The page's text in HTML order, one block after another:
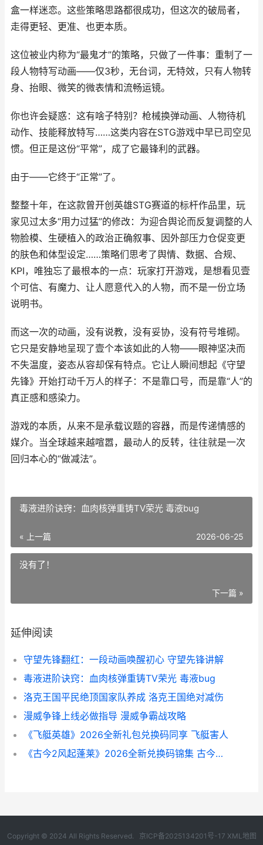
盒一样迷恋。这些策略思路都很成功，但这次的破局者，
走得更轻、更准、也更本质。
这位被业内称为“最鬼才”的策略，只做了一件事：重制了一
段人物特写动画——仅3秒，无台词，无特效，只有人物转
身、抬眼、微笑的微表情和流畅运镜。
你也许会疑惑：这有啥子特别？枪械换弹动画、人物待机
动作、技能释放特写……这类内容在STG游戏中早已司空见
惯。但正是这份“平常”，成了它最锋利的武器。
由于——它终于“正常”了。
整整十年，在这款曾开创英雄STG赛道的标杆作品里，玩
家见过太多“用力过猛”的修改：为迎合舆论而反复调整的人
物脸模、生硬植入的政治正确叙事、因外部压力仓促变更
的肤色和体型设定……策略们思考了舆情、数据、合规、
KPI，唯独忘了最根本的一点：玩家打开游戏，是想看见壹
个可信、有魔力、让人愿意代入的人物，而不是一份立场
说明书。
而这一次的动画，没有说教，没有妥协，没有符号堆砌。
它只是安静地呈现了壹个本该如此的人物——眼神坚决而
不失温度，姿态从容却保有特点。它让人瞬间想起《守望
先锋》开始打动千万人的样子：不是靠口号，而是靠“人”的
真正感和感染力。
游戏的本质，从来不是承载议题的容器，而是传递情感的
媒介。当全球越来越喧嚣，最动人的反转，往往就是一次
回归本心的“做减法”。
毒液进阶诀窍：血肉核弹重铸TV荣光 毒液bug
« 上一篇 2026-06-25
没有了！
下一篇 »
延伸阅读
守望先锋翻红：一段动画唤醒初心 守望先锋讲解
毒液进阶诀窍：血肉核弹重铸TV荣光 毒液bug
洛克王国平民绝顶国家队养成 洛克王国绝对减伤
漫威争锋上线必做指导 漫威争霸战攻略
《飞艇英雄》2026全新礼包兑换码同享 飞艇害人
《古今2风起蓬莱》2026全新兑换码锦集 古今风什么意思
Copyright © 2024 All Rights Reserved. 京ICP备2025134201号-17 XML地图